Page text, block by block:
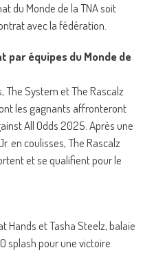
du Monde de la TNA soit
avec la fédération.
par équipes du Monde de
The System et The Rascalz
les gagnants affronteront
All Odds 2025. Après une
en coulisses, The Rascalz
et se qualifient pour le
Hands et Tasha Steelz, balaie
splash pour une victoire